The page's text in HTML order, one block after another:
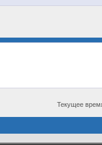
Текущее